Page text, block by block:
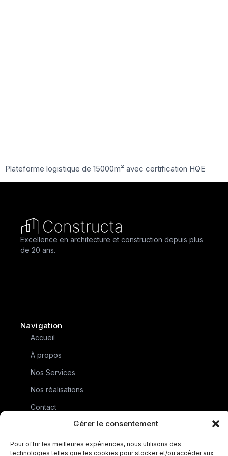
Gérer le consentement
Pour offrir les meilleures expériences, nous utilisons des
technologies telles que les cookies pour stocker et/ou accéder aux
Plateforme logistique de 15000m² avec certification HQE
Excellence en architecture et construction depuis plus
de 20 ans.
Navigation
Accueil
À propos
Nos Services
Nos réalisations
Contact
68180 HORBOURG-WIHR